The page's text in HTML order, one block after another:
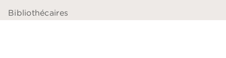
Bibliothécaires